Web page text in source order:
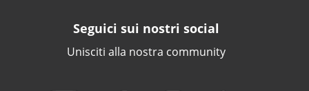
Seguici sui nostri social
Unisciti alla nostra community